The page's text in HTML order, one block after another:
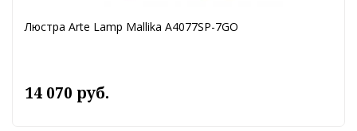
Люстра Arte Lamp Mallika A4077SP-7GO
14 070 руб.